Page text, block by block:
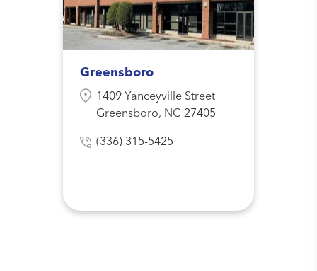
Greensboro
1409 Yanceyville Street
Greensboro, NC 27405
(336) 315-5425